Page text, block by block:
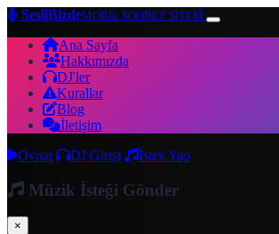
SesliBizdeMOBİL SOHBET SİTESİ
Ana Sayfa
Hakkımızda
DJ'ler
Kurallar
Blog
İletişim
Oynat
DJ Girişi İstek Yap
Müzik İsteği Gönder
×